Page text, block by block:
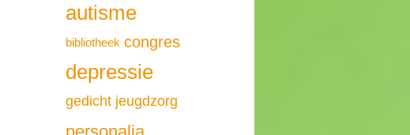
autisme
bibliotheek congres
depressie
gedicht jeugdzorg
personalia